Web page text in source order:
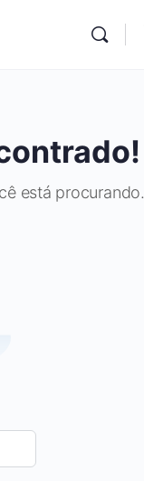
está procurando.